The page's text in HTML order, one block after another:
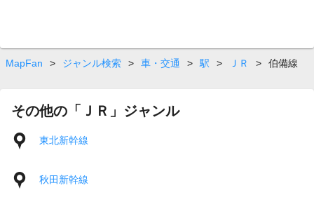
MapFan > ジャンル検索 > 車・交通 > 駅 > ＪＲ > 伯備線
その他の「ＪＲ」ジャンル
東北新幹線
秋田新幹線